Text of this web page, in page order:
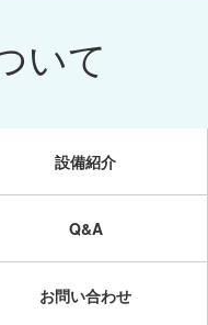
いて
設備紹介
Q&A
お問い合わせ